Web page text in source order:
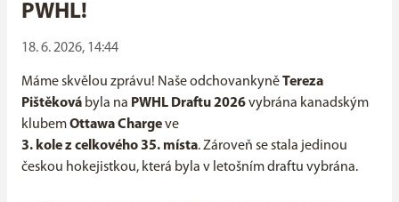
PWHL!
18. 6. 2026, 14:44
Máme skvělou zprávu! Naše odchovankyněTereza
Pištěková byla na PWHL Draftu 2026vybrána kanadským
klubemOttawa Chargeve
3. kole z celkového 35. místa. Zároveň se stala jedinou
českou hokejistkou, která byla v letošním draftu vybrána.